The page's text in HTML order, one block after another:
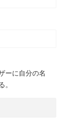
ーに自分の名
。